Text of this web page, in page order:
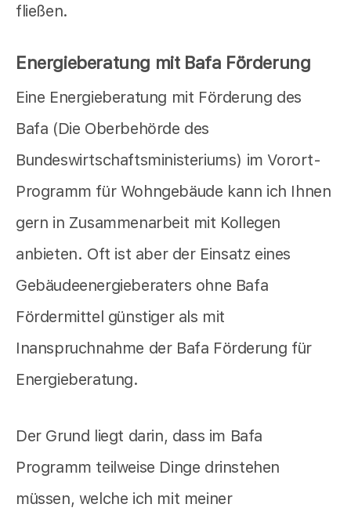
fließen.
Energieberatung mit Bafa Förderung
Eine Energieberatung mit Förderung des
Bafa (Die Oberbehörde des
Bundeswirtschaftsministeriums) im Vorort-
Programm für Wohngebäude kann ich Ihnen
gern in Zusammenarbeit mit Kollegen
anbieten. Oft ist aber der Einsatz eines
Gebäudeenergieberaters ohne Bafa
Fördermittel günstiger als mit
Inanspruchnahme der Bafa Förderung für
Energieberatung.
Der Grund liegt darin, dass im Bafa
Programm teilweise Dinge drinstehen
müssen, welche ich mit meiner